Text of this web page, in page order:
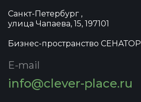
Санкт-Петербург ,
улица Чапаева, 15, 197101
Бизнес-пространство СЕНАТОР
E-mail
info@clever-place.ru